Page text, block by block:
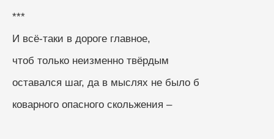
***
И всё-таки в дороге главное,
чтоб только неизменно твёрдым
оставался шаг, да в мыслях не было б
коварного опасного скольжения –